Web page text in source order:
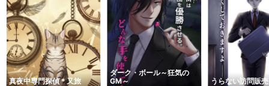
真夜中専門探偵＊又旅
ダーク・ボール～狂気の
GM～
うらない訪問販